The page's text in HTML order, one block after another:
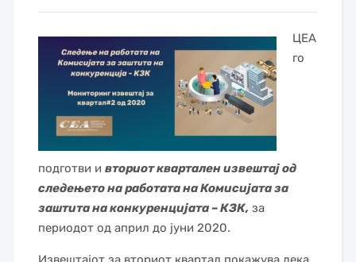
ЦЕА
го
подготви и вториот квартален извештај од
следењето на работата на Комисијата за
заштита на конкуренцијата – КЗК, за
периодот од април до јуни 2020.